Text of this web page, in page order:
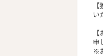
い
申
※